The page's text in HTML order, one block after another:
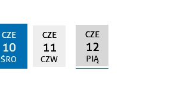
CZE
10
ŚRO
CZE
11
CZW
CZE
12
PIĄ